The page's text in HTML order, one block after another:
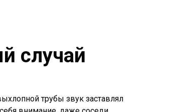
случай
трубы звук заставлял